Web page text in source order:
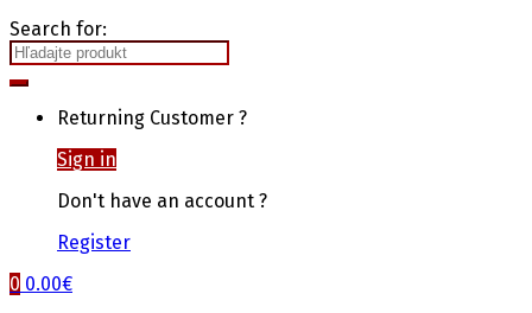
Search for:
Returning Customer ?
Sign in
Don't have an account ?
Register
0 0.00€